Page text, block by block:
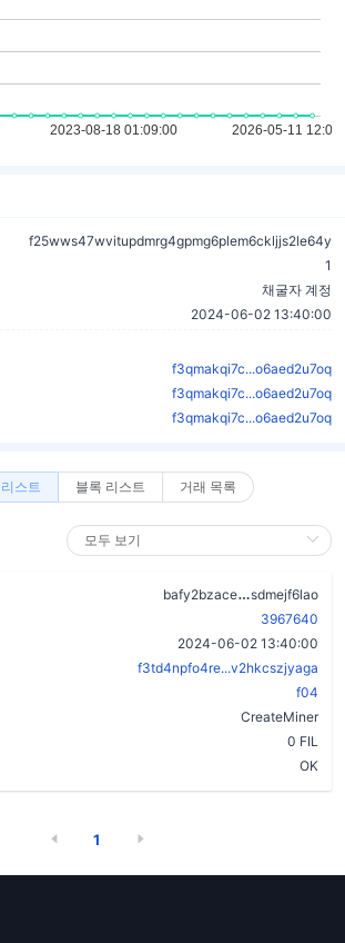
f25wws47wvitupdmrg4gpmg6plem6ckljjs2le64y
1
채굴자 계정
2024-06-02 13:40:00
f3qmakqi7c...o6aed2u7oq
f3qmakqi7c...o6aed2u7oq
f3qmakqi7c...o6aed2u7oq
스트 블록 리스트 거래 목록
bafy2bzace
sdmejf6lao
3967640
2024-06-02 13:40:00
f3td4npfo4re...v2hkcszjyaga
f04
CreateMiner
0 FIL
OK
1